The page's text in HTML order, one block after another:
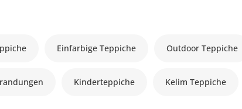
Einfarbige Teppiche Outdoor Teppiche
Kinderteppiche Kelim Teppiche